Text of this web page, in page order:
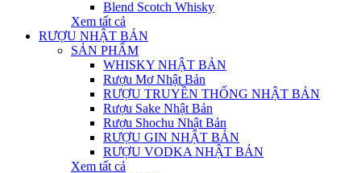
Blend Scotch Whisky
Xem tất cả
RƯỢU NHẬT BẢN
SẢN PHẨM
WHISKY NHẬT BẢN
Rượu Mơ Nhật Bản
RƯỢU TRUYỀN THỐNG NHẬT BẢN
Rượu Sake Nhật Bản
Rượu Shochu Nhật Bản
RƯỢU GIN NHẬT BẢN
RƯỢU VODKA NHẬT BẢN
Xem tất cả